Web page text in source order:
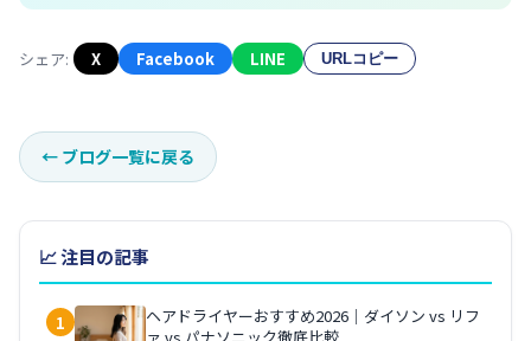
シェア: X Facebook LINE URLコピー
← ブログ一覧に戻る
📈 注目の記事
1
ヘアドライヤーおすすめ2026｜ダイソン vs リフ